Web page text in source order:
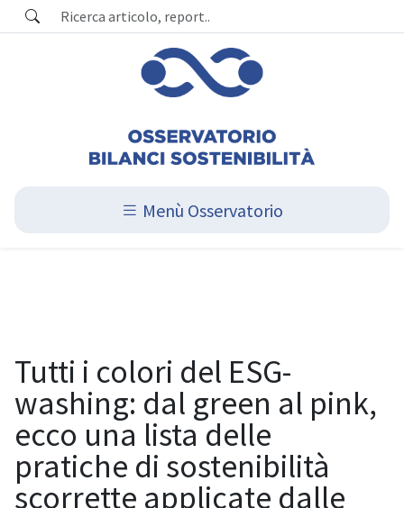
Menù Osservatorio
Tutti i colori del ESG-
washing: dal green al pink,
ecco una lista delle
pratiche di sostenibilità
scorrette applicate dalle